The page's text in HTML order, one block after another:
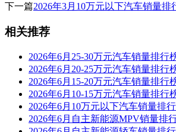
下一篇2026年3月10万元以下汽车销量排
相关推荐
2026年6月25-30万元汽车销量排行
2026年6月20-25万元汽车销量排行
2026年6月15-20万元汽车销量排行
2026年6月10-15万元汽车销量排行
2026年6月10万元以下汽车销量排
2026年6月自主新能源MPV销量排